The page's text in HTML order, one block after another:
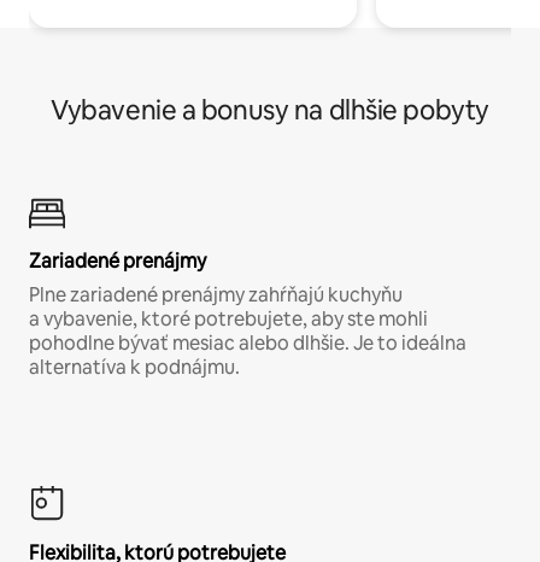
Vybavenie a bonusy na dlhšie pobyty
Zariadené prenájmy
Plne zariadené prenájmy zahŕňajú kuchyňu
a vybavenie, ktoré potrebujete, aby ste mohli
pohodlne bývať mesiac alebo dlhšie. Je to ideálna
alternatíva k podnájmu.
Flexibilita, ktorú potrebujete